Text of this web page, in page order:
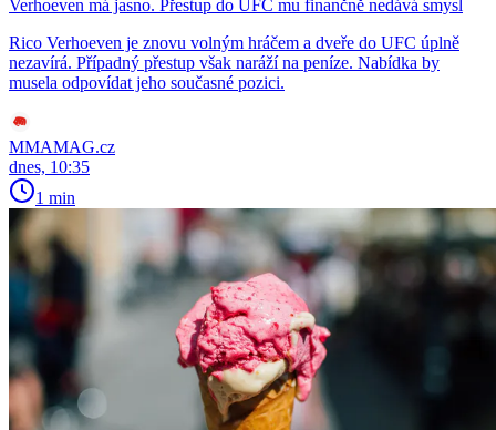
Verhoeven má jasno. Přestup do UFC mu finančně nedává smysl
Rico Verhoeven je znovu volným hráčem a dveře do UFC úplně
nezavírá. Případný přestup však naráží na peníze. Nabídka by
musela odpovídat jeho současné pozici.
MMAMAG.cz
dnes, 10:35
1 min